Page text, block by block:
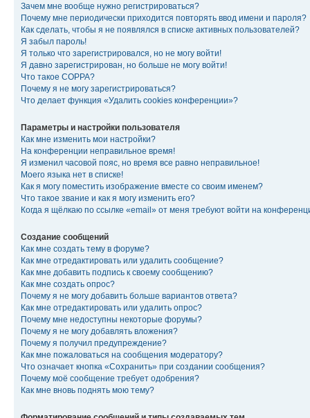
Зачем мне вообще нужно регистрироваться?
Почему мне периодически приходится повторять ввод имени и пароля?
Как сделать, чтобы я не появлялся в списке активных пользователей?
Я забыл пароль!
Я только что зарегистрировался, но не могу войти!
Я давно зарегистрирован, но больше не могу войти!
Что такое COPPA?
Почему я не могу зарегистрироваться?
Что делает функция «Удалить cookies конференции»?
Параметры и настройки пользователя
Как мне изменить мои настройки?
На конференции неправильное время!
Я изменил часовой пояс, но время все равно неправильное!
Моего языка нет в списке!
Как я могу поместить изображение вместе со своим именем?
Что такое звание и как я могу изменить его?
Когда я щёлкаю по ссылке «email» от меня требуют войти на
Создание сообщений
Как мне создать тему в форуме?
Как мне отредактировать или удалить сообщение?
Как мне добавить подпись к своему сообщению?
Как мне создать опрос?
Почему я не могу добавить больше вариантов ответа?
Как мне отредактировать или удалить опрос?
Почему мне недоступны некоторые форумы?
Почему я не могу добавлять вложения?
Почему я получил предупреждение?
Как мне пожаловаться на сообщения модератору?
Что означает кнопка «Сохранить» при создании сообщения?
Почему моё сообщение требует одобрения?
Как мне вновь поднять мою тему?